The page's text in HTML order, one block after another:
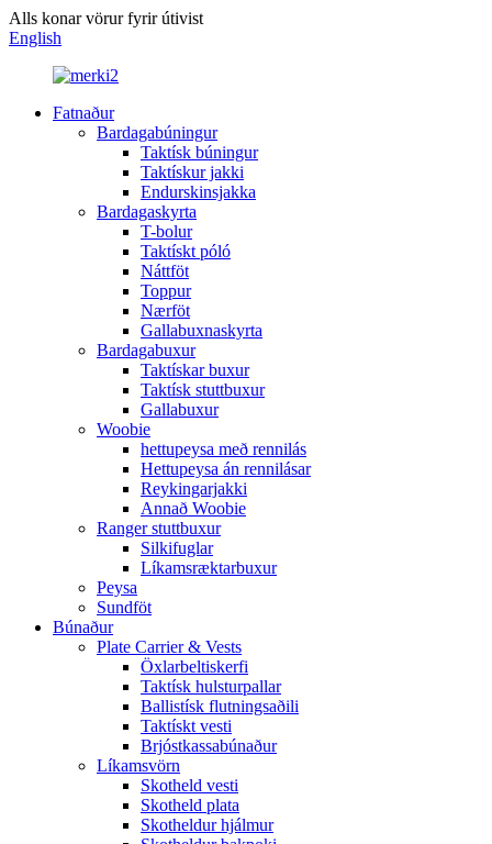
Alls konar vörur fyrir útivist
English
Fatnaður
Bardagabúningur
Taktísk búningur
Taktískur jakki
Endurskinsjakka
Bardagaskyrta
T-bolur
Taktískt póló
Náttföt
Toppur
Nærföt
Gallabuxnaskyrta
Bardagabuxur
Taktískar buxur
Taktísk stuttbuxur
Gallabuxur
Woobie
hettupeysa með rennilás
Hettupeysa án rennilásar
Reykingarjakki
Annað Woobie
Ranger stuttbuxur
Silkifuglar
Líkamsræktarbuxur
Peysa
Sundföt
Búnaður
Plate Carrier & Vests
Öxlarbeltiskerfi
Taktísk hulsturpallar
Ballistísk flutningsaðili
Taktískt vesti
Brjóstkassabúnaður
Líkamsvörn
Skotheld vesti
Skotheld plata
Skotheldur hjálmur